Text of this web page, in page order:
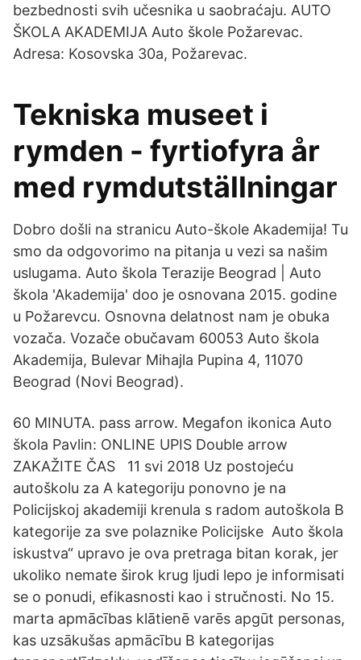
bezbednosti svih učesnika u saobraćaju. AUTO
ŠKOLA AKADEMIJA Auto škole Požarevac.
Adresa: Kosovska 30a, Požarevac.
Tekniska museet i
rymden - fyrtiofyra år
med rymdutställningar
Dobro došli na stranicu Auto-škole Akademija! Tu
smo da odgovorimo na pitanja u vezi sa našim
uslugama. Auto škola Terazije Beograd | Auto
škola 'Akademija' doo je osnovana 2015. godine
u Požarevcu. Osnovna delatnost nam je obuka
vozača. Vozače obučavam 60053 Auto škola
Akademija, Bulevar Mihajla Pupina 4, 11070
Beograd (Novi Beograd).
60 MINUTA. pass arrow. Megafon ikonica Auto
škola Pavlin: ONLINE UPIS Double arrow
ZAKAŽITE ČAS 11 svi 2018 Uz postojeću
autoškolu za A kategoriju ponovno je na
Policijskoj akademiji krenula s radom autoškola B
kategorije za sve polaznike Policijske Auto škola
iskustva“ upravo je ova pretraga bitan korak, jer
ukoliko nemate širok krug ljudi lepo je informisati
se o ponudi, efikasnosti kao i stručnosti. No 15.
marta apmācības klātienē varēs apgūt personas,
kas uzsākušas apmācību B kategorijas